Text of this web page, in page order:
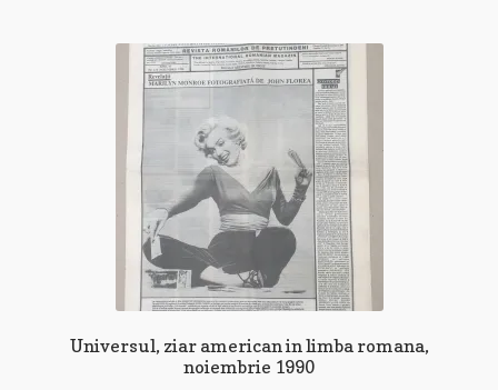
Universul, ziar american in limba romana,
noiembrie 1990